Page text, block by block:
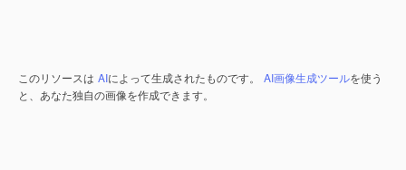
このリソースは AIによって生成されたものです。 AI画像生成ツールを使う
と、あなた独自の画像を作成できます。